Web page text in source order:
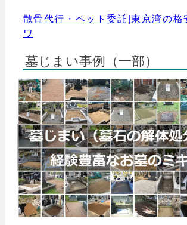
散骨代行・ペット委託|東京湾の格
ワ
墓じまい事例（一部）